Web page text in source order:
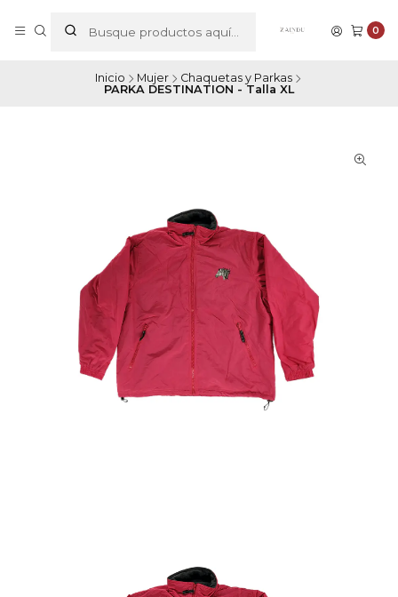
0
Inicio Mujer
Chaquetas y Parkas
PARKA DESTINATION - Talla XL